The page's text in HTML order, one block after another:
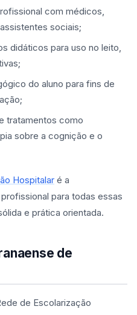
com médicos,
sociais;
didáticos para uso no leito,
do aluno para fins de
tratamentos como
sobre a cognição e o
Hospitalar é a
para todas essas
e prática orientada.
de
de Escolarização